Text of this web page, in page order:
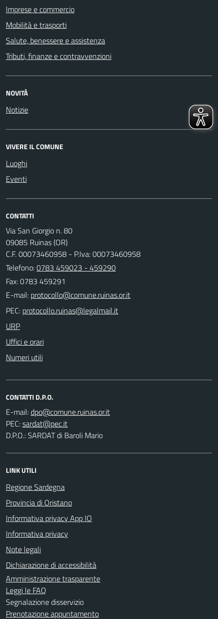
Imprese e commercio
Mobilità e trasporti
Salute, benessere e assistenza
Tributi, finanze e contravvenzioni
NOVITÀ
Notizie
VIVERE IL COMUNE
Luoghi
Eventi
CONTATTI
Via San Giorgio n. 80
09085 Ruinas (OR)
C.F. 00073460958 - P.Iva: 00073460958
Telefono:0783 459023 - 459290
Fax: 0783 459291
E-mail:
PEC:
URP
Uffici e orari
Numeri utili
CONTATTI D.P.O.
E-mail:
PEC:
D.P.O.: SARDAT di Baroli Mario
LINK UTILI
Regione Sardegna
Provincia di Oristano
Informativa privacy App IO
Informativa privacy
Note legali
Dichiarazione di accessibilità
Amministrazione trasparente
Leggi le FAQ
Segnalazione disservizio
Prenotazione appuntamento